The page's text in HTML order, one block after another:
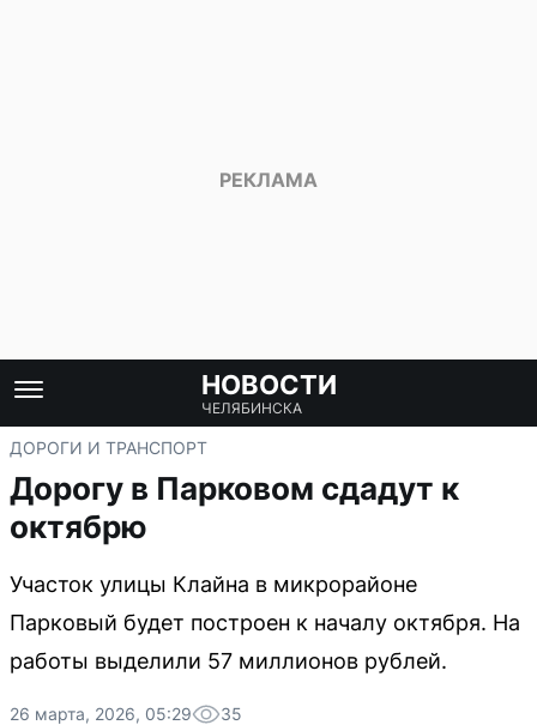
НОВОСТИ
ЧЕЛЯБИНСКА
ДОРОГИ И ТРАНСПОРТ
Дорогу в Парковом сдадут к
октябрю
Участок улицы Клайна в микрорайоне
Парковый будет построен к началу октября. На
работы выделили 57 миллионов рублей.
26 марта, 2026, 05:29 35